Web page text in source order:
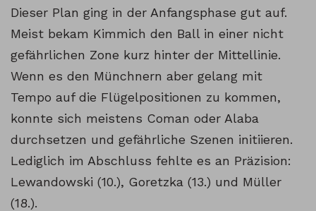
Dieser Plan ging in der Anfangsphase gut auf.
Meist bekam Kimmich den Ball in einer nicht
gefährlichen Zone kurz hinter der Mittellinie.
Wenn es den Münchnern aber gelang mit
Tempo auf die Flügelpositionen zu kommen,
konnte sich meistens Coman oder Alaba
durchsetzen und gefährliche Szenen initiieren.
Lediglich im Abschluss fehlte es an Präzision:
Lewandowski (10.), Goretzka (13.) und Müller
(18.).